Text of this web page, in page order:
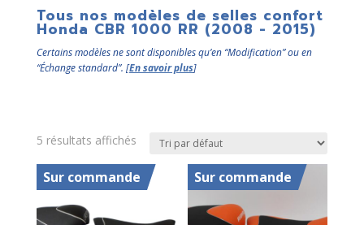
Tous nos modèles de selles confort
Honda CBR 1000 RR (2008 - 2015)
Certains modèles ne sont disponibles qu’en “Modification” ou en
“Échange standard”. [En savoir plus]
5 résultats affichés
Sur commande Sur commande